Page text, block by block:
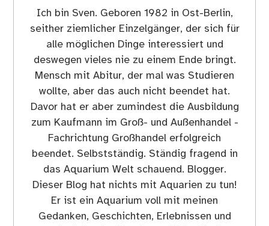
Ich bin Sven. Geboren 1982 in Ost-Berlin,
seither ziemlicher Einzelgänger, der sich für
alle möglichen Dinge interessiert und
deswegen vieles nie zu einem Ende bringt.
Mensch mit Abitur, der mal was Studieren
wollte, aber das auch nicht beendet hat.
Davor hat er aber zumindest die Ausbildung
zum Kaufmann im Groß- und Außenhandel -
Fachrichtung Großhandel erfolgreich
beendet. Selbstständig. Ständig fragend in
das Aquarium Welt schauend. Blogger.
Dieser Blog hat nichts mit Aquarien zu tun!
Er ist ein Aquarium voll mit meinen
Gedanken, Geschichten, Erlebnissen und